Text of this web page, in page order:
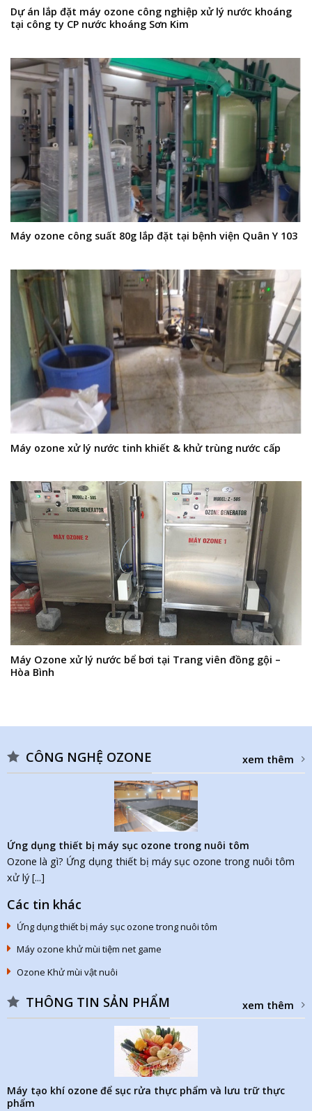
Dự án lắp đặt máy ozone công nghiệp xử lý nước khoáng
tại công ty CP nước khoáng Sơn Kim
Máy ozone công suất 80g lắp đặt tại bệnh viện Quân Y 103
Máy ozone xử lý nước tinh khiết & khử trùng nước cấp
Máy Ozone xử lý nước bể bơi tại Trang viên đồng gội –
Hòa Bình
CÔNG NGHỆ OZONE xem thêm
Ứng dụng thiết bị máy sục ozone trong nuôi tôm
Ozone là gì? Ứng dụng thiết bị máy sục ozone trong nuôi tôm
xử lý [...]
Các tin khác
Ứng dụng thiết bị máy sục ozone trong nuôi tôm
Máy ozone khử mùi tiệm net game
Ozone Khử mùi vật nuôi
THÔNG TIN SẢN PHẨM xem thêm
Máy tạo khí ozone để sục rửa thực phẩm và lưu trữ thực
phẩm